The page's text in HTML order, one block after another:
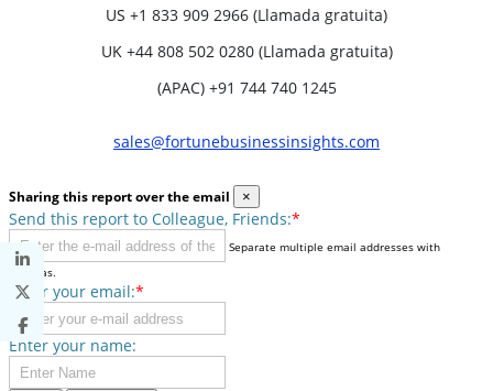
US +1 833 909 2966 (Llamada gratuita)
UK +44 808 502 0280 (Llamada gratuita)
(APAC) +91 744 740 1245
sales@fortunebusinessinsights.com
Sharing this report over the email ×
Send this report to Colleague, Friends:*
Separate multiple email addresses with
commas.
Enter your email:*
Enter your name: